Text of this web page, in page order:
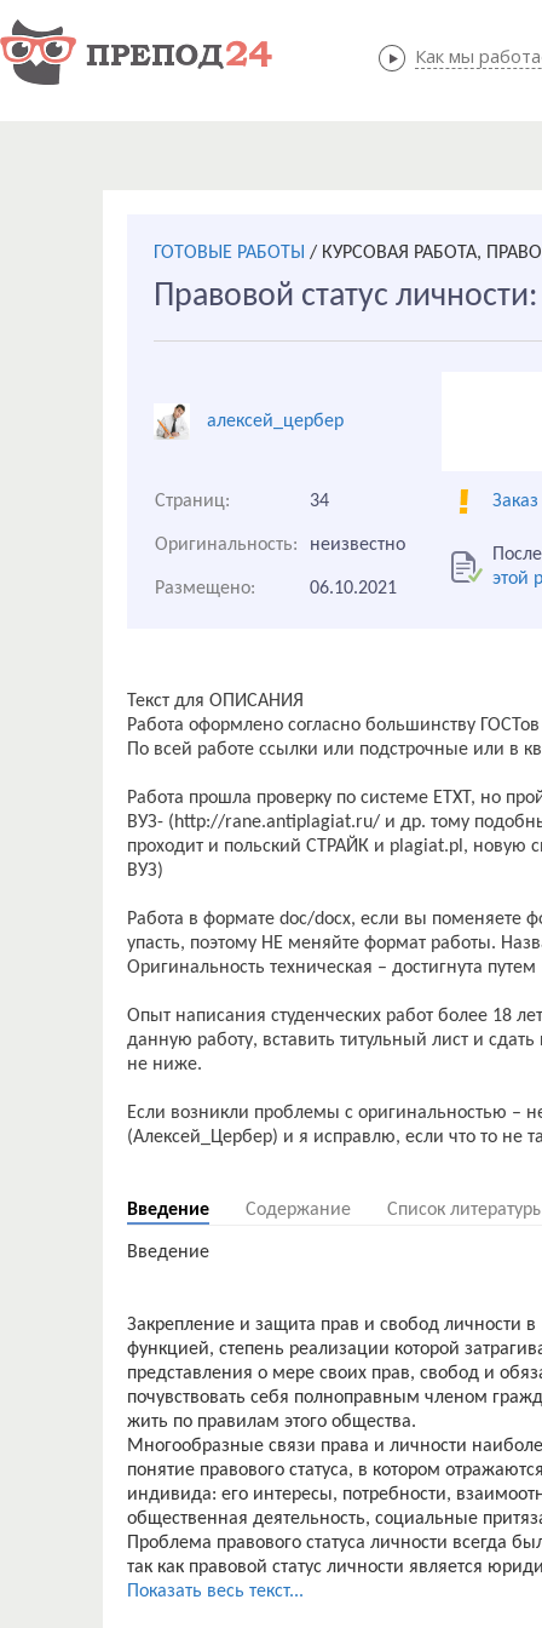
Как мы
Как мы
ГОТОВЫЕ РАБОТЫ / КУРСОВАЯ РАБОТА,
Правовой статус
алексей_цербер
Страниц: 34
Оригинальность: неизвестно
этой
Размещено: 06.10.2021
Текст для ОПИСАНИЯ
Работа оформлено согласно большинству ГОСТов
По всей работе ссылки или подстрочные или в
Работа прошла проверку по системе ЕТХТ, но
ВУЗ- (http://rane.antiplagiat.ru/ и др. тому
проходит и польский СТРАЙК и plagiat.pl,
ВУЗ)
Работа в формате doc/docx, если вы поменяете
упасть, поэтому НЕ меняйте формат работы.
Оригинальность техническая – достигнута
Опыт написания студенческих работ более 18
данную работу, вставить титульный лист и
не ниже.
Если возникли проблемы с оригинальностью –
(Алексей_Цербер) и я исправлю, если что то не
Введение Содержание Список
Введение
Закрепление и защита прав и свобод личности
функцией, степень реализации которой
представления о мере своих прав, свобод и
почувствовать себя полноправным членом
жить по правилам этого общества.
Многообразные связи права и личности
понятие правового статуса, в котором
индивида: его интересы, потребности,
общественная деятельность, социальные
Проблема правового статуса личности всегда
так как правовой статус личности является
обществе.
Показать весь текст...